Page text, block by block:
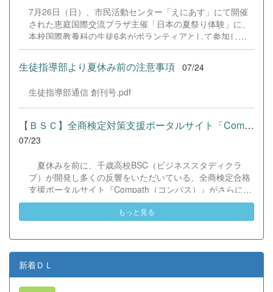
本校演劇部への変わらぬご声援をよろしくお願いいたしま
す。 &nbsp;
7月26日（日）、市民活動センター「えにあす」にて開催
された恵庭国際交流プラザ主催「日本の夏祭り体験」に、
本校国際教養科の生徒6名がボランティアとして参加しま
した！ 会場にはウクライナ、ネパール、アフガニスタンな
ど多国籍な参加者が集まり、ヨーヨー釣りや綿あめ、盆踊
りなどを満喫。浴衣姿でイベントを彩った1年生や、経験
葉や国境を超えて笑顔で交流を深めました。 主催者の方か
らは、「国籍や年齢を問わず笑顔で寄り添い、自分で考え
て動く姿が素晴らしい。異文化理解のマインドが自然と身
についている」と、賞賛の声をいただきました！ 教室の中
だけでなく、地域や世界という広いフィールドで本領を発
姿に、誇らしさでいっぱいです。 教養科生、どんどん外へ
飛び出そう！ その温かい心と行動力を磨き、世界を笑顔に
する魅力的な人材へ成長していく皆さんを応援していま
す！
生徒指導部より夏休み前の注意事項 07/24
生徒指導部通信 創刊号.pdf
【ＢＳＣ】全商検定対策支援ポータルサイト「Compath（コンパス）...
07/23
夏休みを前に、千歳高校BSC（ビジネススタディクラ
ブ）が開発し多くの反響をいただいている、全商検定合格
支援ポータルサイト『Compath（コンパス）』がさらにバ
ージョンアップいたしました。 今回もユーザーの皆様か
らいただいたアンケートのご意見をもとに、BSC部員のプ
の実装までを行いました。今回のアップデートでは、ビジ
ネス計算・簿記・ビジネス文書・情報処理・商業経済・財
務分析・ビジネスコミュニケーションなど各ジャンルに及
ぶ計79件の更新プログラムを一挙にリリースしました。
具体的には、各検定問題数の大幅増加をはじめ、英語翻訳
もっと見る
新着ＤＬ